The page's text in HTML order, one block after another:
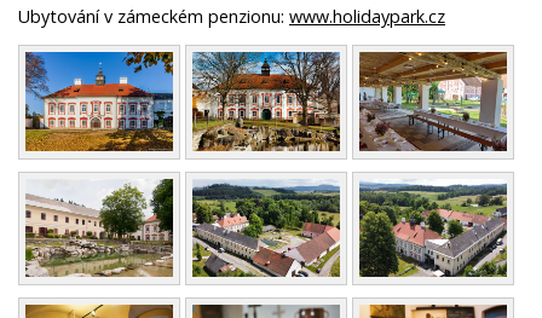
Ubytování v zámeckém penzionu: www.holidaypark.cz